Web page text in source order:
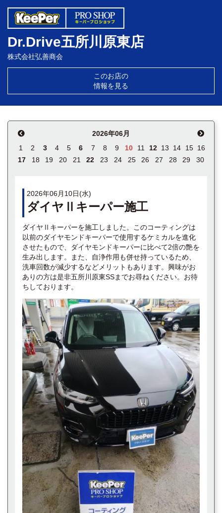
Dr.Drive五所川原東店
株式会社弘善商会
このお店の
情報を見る
2026年06月
1
2 3 4 5 6 7 8 9 10 11 12 13 14 15 16
17
18 19 20 21 22 23 24 25 26 27 28 29 30
2026年06月10日(水)
ダイヤⅡキーパー施工
ダイヤⅡキーパーを施工しました。このコーティングは
以前のダイヤモンドキーパーで使用するケミカルを進化
させたもので、ダイヤモンドキーパーに比べて2倍の艶を
生み出します。また、自浄作用も併せ持っているため、
洗車回数が減少するなどメリットもあります。興味がお
ありの方は是非五所川原東SSまでお尋ねください。お待
ちしております。